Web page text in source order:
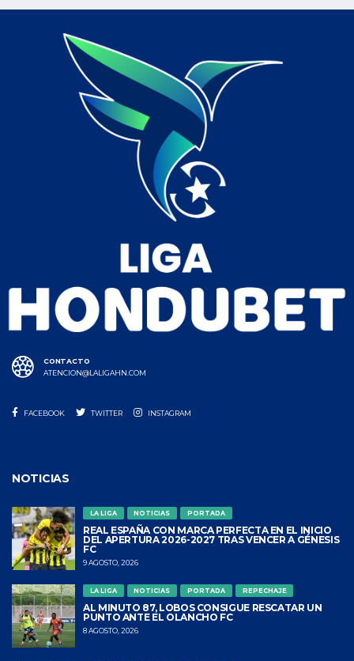
CONTACTO
ATENCION@LALIGAHN.COM
FACEBOOK TWITTER INSTAGRAM
NOTICIAS
LA LIGA NOTICIAS PORTADA
REAL ESPAÑA CON MARCA PERFECTA EN EL INICIO
DEL APERTURA 2026-2027 TRAS VENCER A GÉNESIS
FC
9 AGOSTO, 2026
LA LIGA NOTICIAS PORTADA REPECHAJE
AL MINUTO 87, LOBOS CONSIGUE RESCATAR UN
PUNTO ANTE EL OLANCHO FC
8 AGOSTO, 2026